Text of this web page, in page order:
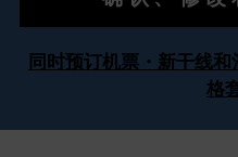
同时预订机票・新干线
格